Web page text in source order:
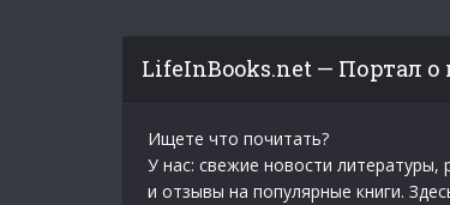
LifeInBooks.net — Портал о
Ищете что почитать?
У нас: свежие новости литературы,
и отзывы на популярные книги.